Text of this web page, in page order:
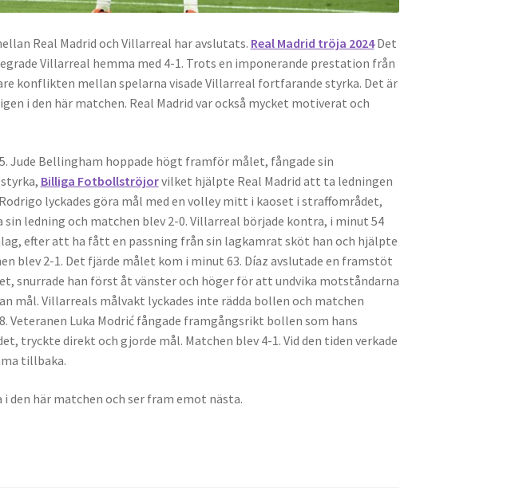
Real Madrid och Villarreal har avslutats. Real Madrid tröja 2024Det
Villarreal hemma med 4-1. Trots en imponerande prestation från
konflikten mellan spelarna visade Villarreal fortfarande styrka. Det är
i den här matchen. Real Madrid var också mycket motiverat och
Jude Bellingham hoppade högt framför målet, fångade sin
Billiga Fotbollströjorvilket hjälpte Real Madrid att ta ledningen
lyckades göra mål med en volley mitt i kaoset i straffområdet,
ledning och matchen blev 2-0. Villarreal började kontra, i minut 54
efter att ha fått en passning från sin lagkamrat sköt han och hjälpte
blev 2-1. Det fjärde målet kom i minut 63. Díaz avslutade en framstöt
snurrade han först åt vänster och höger för att undvika motståndarna
mål. Villarreals målvakt lyckades inte rädda bollen och matchen
Veteranen Luka Modrić fångade framgångsrikt bollen som hans
tryckte direkt och gjorde mål. Matchen blev 4-1. Vid den tiden verkade
tillbaka.
i den här matchen och ser fram emot nästa.